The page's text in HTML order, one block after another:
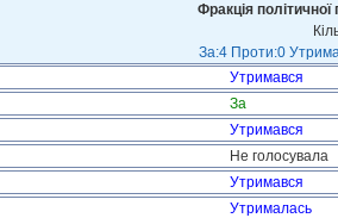
Фракція
За:4 Проти:0
Утримався
За
Утримався
Не голосувала
Утримався
Утрималась